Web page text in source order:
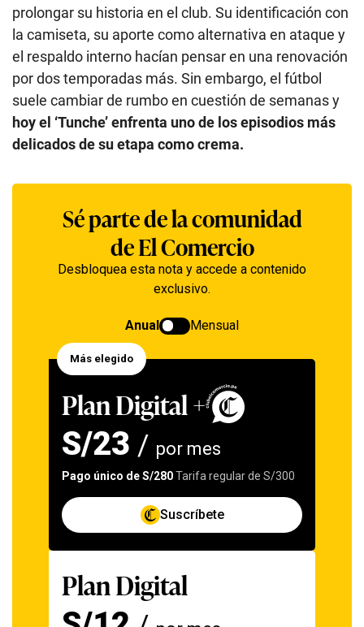
prolongar su historia en el club. Su identificación con
la camiseta, su aporte como alternativa en ataque y
el respaldo interno hacían pensar en una renovación
por dos temporadas más. Sin embargo, el fútbol
suele cambiar de rumbo en cuestión de semanas y
hoy el ‘Tunche’ enfrenta uno de los episodios más
delicados de su etapa como crema.